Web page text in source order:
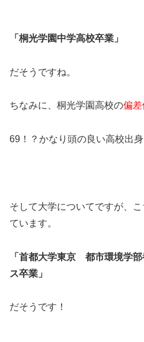
「桐光学園中学高校卒業」
だそうですね。
ちなみに、桐光学園高校の偏
69！？かなり頭の良い高校出
そして大学についてですが、
ています。
「首都大学東京 都市環境学
ス卒業」
だそうです！